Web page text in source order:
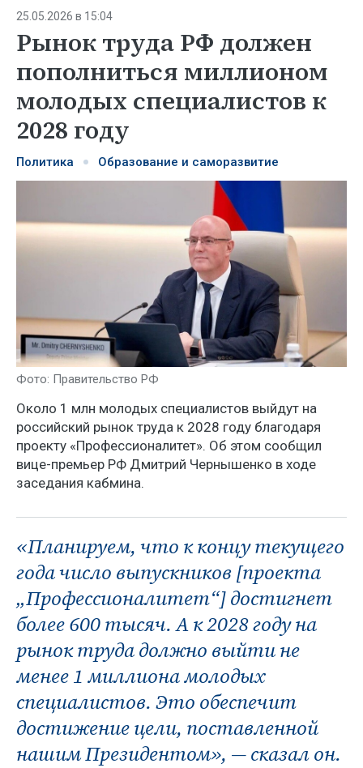
25.05.2026 в 15:04
Рынок труда РФ должен
пополниться миллионом
молодых специалистов к
2028 году
Политика Образование и саморазвитие
Фото: Правительство РФ
Около 1 млн молодых специалистов выйдут на
российский рынок труда к 2028 году благодаря
проекту «Профессионалитет». Об этом сообщил
вице-премьер РФ Дмитрий Чернышенко в ходе
заседания кабмина.
«Планируем, что к концу текущего
года число выпускников [проекта
„Профессионалитет“] достигнет
более 600 тысяч. А к 2028 году на
рынок труда должно выйти не
менее 1 миллиона молодых
специалистов. Это обеспечит
достижение цели, поставленной
нашим Президентом», — сказал он.